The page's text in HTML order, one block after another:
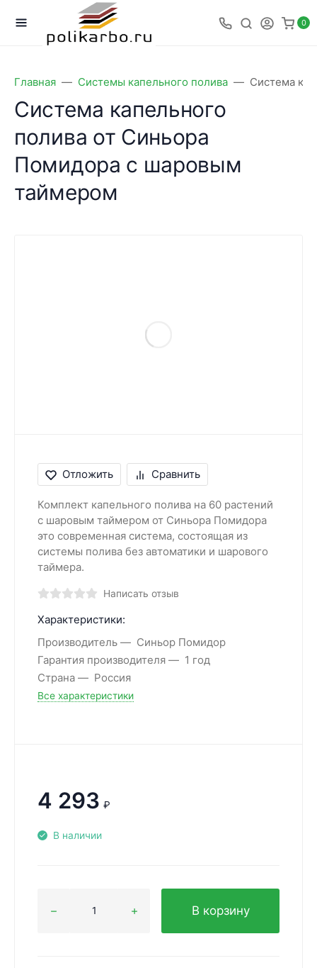
0
Главная Системы капельного полива Система
Система капельного
полива от Синьора
Помидора с шаровым
таймером
Отложить Сравнить
Комплект капельного полива на 60 растений
с шаровым таймером от Синьора Помидора
это современная система, состоящая из
системы полива без автоматики и шарового
таймера.
Написать отзыв
Характеристики:
Производитель
Синьор Помидор
Гарантия производителя
1 год
Страна
Россия
Все характеристики
4 293 ₽
В наличии
В корзину